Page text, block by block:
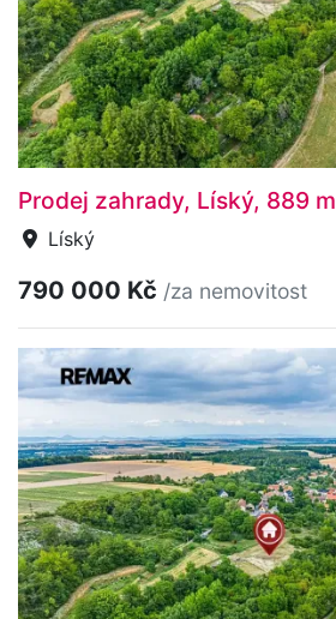
Prodej zahrady, Líský, 889 m
Líský
790 000 Kč /za nemovitost